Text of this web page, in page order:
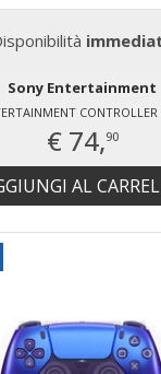
Sony Entertainment
€ 74,90
AL